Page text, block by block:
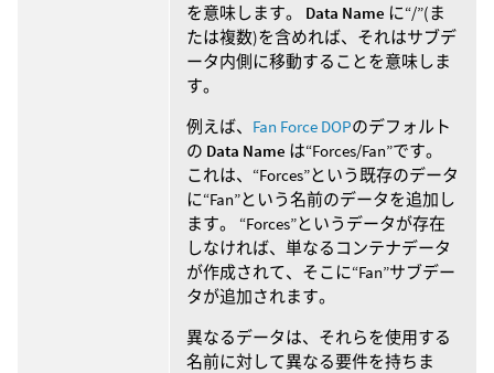
を意味します。 Data Name に“/”(ま
たは複数)を含めれば、それはサブデ
ータ内側に移動することを意味しま
す。
例えば、 Fan Force DOPのデフォルト
の Data Name は“Forces/Fan”です。
これは、“Forces”という既存のデータ
に“Fan”という名前のデータを追加し
ます。 “Forces”というデータが存在
しなければ、単なるコンテナデータ
が作成されて、そこに“Fan”サブデー
タが追加されます。
異なるデータは、それらを使用する
名前に対して異なる要件を持ちま